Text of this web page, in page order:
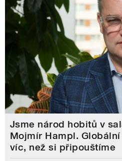
Jsme národ hobitů v
Mojmír Hampl.
víc, než si připouštíme